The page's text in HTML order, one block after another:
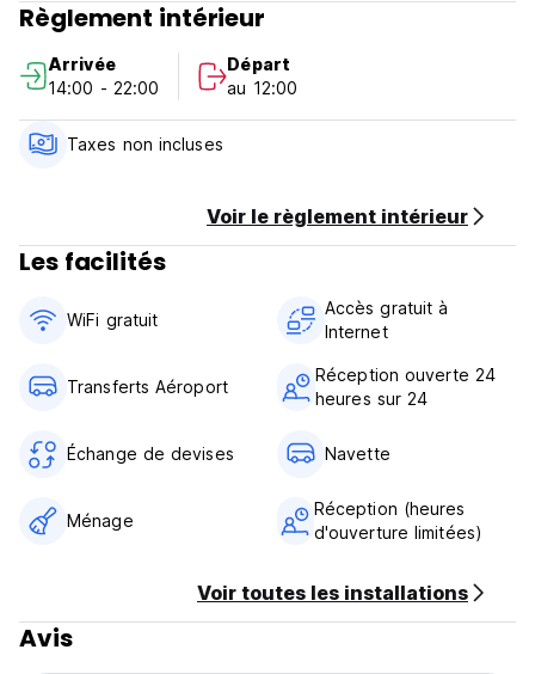
Règlement intérieur
Arrivée
14:00 - 22:00
Départ
au 12:00
Taxes non incluses
Voir le règlement intérieur
Les facilités
WiFi gratuit
Accès gratuit à
Internet
Transferts Aéroport
Réception ouverte 24
heures sur 24
Échange de devises Navette
Ménage
Réception (heures
d'ouverture limitées)
Voir toutes les installations
Avis